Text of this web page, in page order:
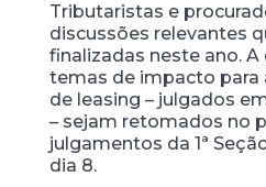
Tributaristas e
discussões relevantes
finalizadas neste ano.
temas de impacto para
de leasing – julgados
– sejam retomados no
julgamentos da 1ª
dia 8.